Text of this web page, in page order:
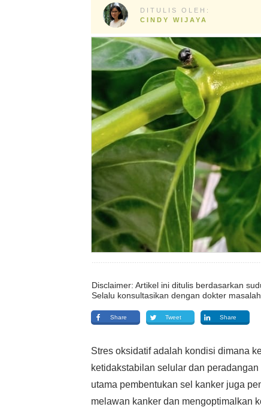
DITULIS OLEH:
CINDY WIJAYA
Disclaimer: Artikel ini ditulis berdasarkan
Selalu konsultasikan dengan dokter
Share Tweet Share
Stres oksidatif adalah kondisi dimana
ketidakstabilan selular dan
utama pembentukan sel kanker juga
melawan kanker dan mengoptimalkan